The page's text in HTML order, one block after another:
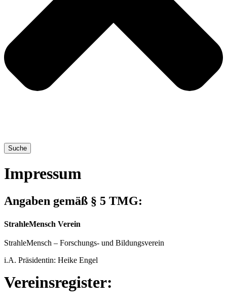
Suche
Impressum
Angaben gemäß § 5 TMG:
StrahleMensch Verein
Strah­le­Mensch – For­schungs- und Bildungsverein
i.A. Prä­si­den­tin: Hei­ke Engel
Ver­eins­re­gis­ter: